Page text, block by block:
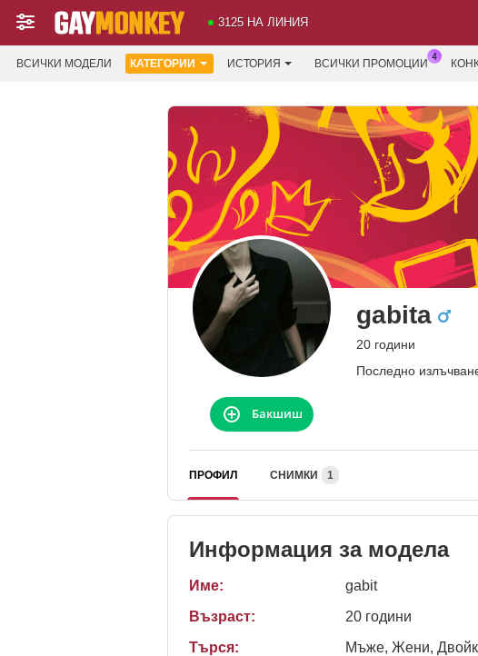
3125 НА ЛИНИЯ
ВСИЧКИ МОДЕЛИ КАТЕГОРИИ ИСТОРИЯ ВСИЧКИ ПРОМОЦИИ
gabita
20 години
Последно
Бакшиш
ПРОФИЛ СНИМКИ 1
Информация за модела
Име:
gabit
Възраст:
20 години
Търся:
Мъже, Жени,